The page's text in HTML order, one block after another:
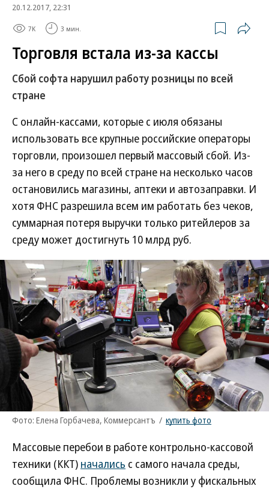
20.12.2017, 22:31
7K 3 мин.
Торговля встала из-за кассы
Сбой софта нарушил работу розницы по всей
стране
С онлайн-кассами, которые с июля обязаны
использовать все крупные российские операторы
торговли, произошел первый массовый сбой. Из-
за него в среду по всей стране на несколько часов
остановились магазины, аптеки и автозаправки. И
хотя ФНС разрешила всем им работать без чеков,
суммарная потеря выручки только ритейлеров за
среду может достигнуть 10 млрд руб.
Фото: Елена Горбачева, Коммерсантъ / купить фото
Массовые перебои в работе контрольно-кассовой
техники (ККТ) начались с самого начала среды,
сообщила ФНС. Проблемы возникли у фискальных